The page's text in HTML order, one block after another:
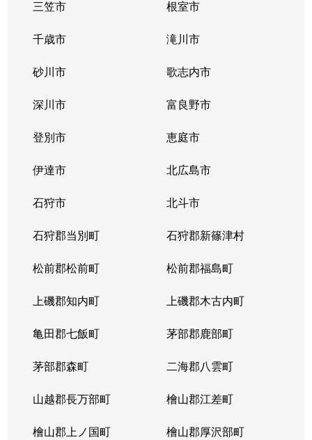
三笠市 根室市
千歳市 滝川市
砂川市 歌志内市
深川市 富良野市
登別市 恵庭市
伊達市 北広島市
石狩市 北斗市
石狩郡当別町 石狩郡新篠津村
松前郡松前町 松前郡福島町
上磯郡知内町 上磯郡木古内町
亀田郡七飯町 茅部郡鹿部町
茅部郡森町 二海郡八雲町
山越郡長万部町 檜山郡江差町
檜山郡上ノ国町 檜山郡厚沢部町